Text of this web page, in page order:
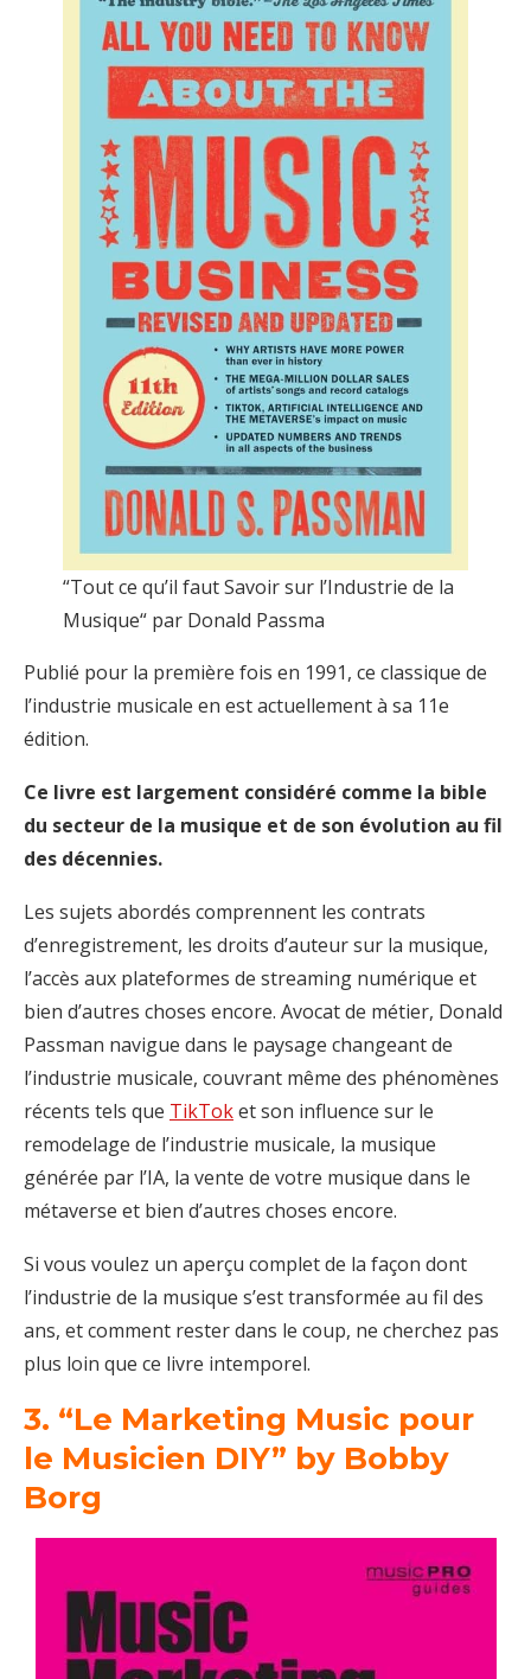
“Tout ce qu’il faut Savoir sur l’Industrie de la
Musique“ par Donald Passma
Publié pour la première fois en 1991, ce classique de
l’industrie musicale en est actuellement à sa 11e
édition.
Ce livre est largement considéré comme la bible
du secteur de la musique et de son évolution au fil
des décennies.
Les sujets abordés comprennent les contrats
d’enregistrement, les droits d’auteur sur la musique,
l’accès aux plateformes de streaming numérique et
bien d’autres choses encore. Avocat de métier, Donald
Passman navigue dans le paysage changeant de
l’industrie musicale, couvrant même des phénomènes
récents tels que TikToket son influence sur le
remodelage de l’industrie musicale, la musique
générée par l’IA, la vente de votre musique dans le
métaverse et bien d’autres choses encore.
Si vous voulez un aperçu complet de la façon dont
l’industrie de la musique s’est transformée au fil des
ans, et comment rester dans le coup, ne cherchez pas
plus loin que ce livre intemporel.
3. “Le Marketing Music pour
le Musicien DIY” by Bobby
Borg